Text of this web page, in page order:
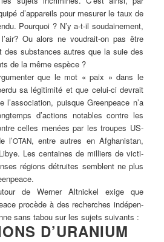
d’appareils pour mesurer le taux de
Pour­quoi ? N’y a‑t-il sou­da­i­ne­ment,
Ou alors ne vou­drait-on pas être
des sub­s­tances aut­res que la suie des
de la même espèce ?
que le mot « paix » dans le
sa légiti­mi­té et que celui-ci dev­rait
puis­que Green­peace n’a
d’actions nota­bles cont­re les
cel­les menées par les trou­pes US-
l’OTAN, ent­re aut­res en Afgha­ni­stan,
Les cen­tai­nes de mil­liers de vic­ti­
régions détrui­tes sem­blent ne plus
de Wer­ner Alt­ni­ckel exi­ge que
pro­cè­de à des recher­ches indé­pen­
sans tabou sur les sujets suivants :
D’URANIUM